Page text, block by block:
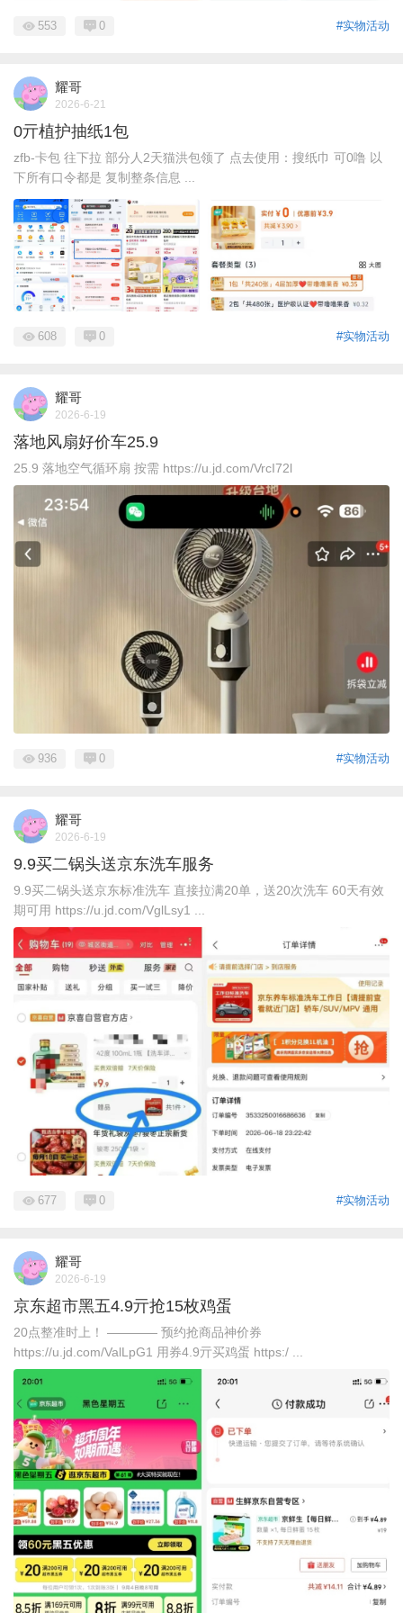
#实物活动
553 0
耀哥
2026-6-21
0亓植护抽纸1包
zfb-卡包 往下拉 部分人2天猫洪包领了 点去使用：搜纸巾 可0噜 以
下所有口令都是 复制整条信息 ...
#实物活动
608 0
耀哥
2026-6-19
落地风扇好价车25.9
25.9 落地空气循环扇 按需 https://u.jd.com/VrcI72l
#实物活动
936 0
耀哥
2026-6-19
9.9买二锅头送京东洗车服务
9.9买二锅头送京东标准洗车 直接拉满20单，送20次洗车 60天有效
期可用 https://u.jd.com/VglLsy1 ...
#实物活动
677 0
耀哥
2026-6-19
京东超市黑五4.9亓抢15枚鸡蛋
20点整准时上！ ———— 预约抢商品神价券
https://u.jd.com/ValLpG1 用券4.9亓买鸡蛋 https:/ ...